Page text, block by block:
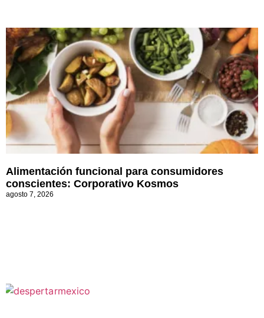
Alimentación funcional para consumidores
conscientes: Corporativo Kosmos
agosto 7, 2026